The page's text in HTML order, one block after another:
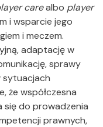
carealbo player
i wsparcie jego
i meczem.
adaptację w
sprawy
sytuacjach
że współczesna
się do prowadzenia
prawnych,